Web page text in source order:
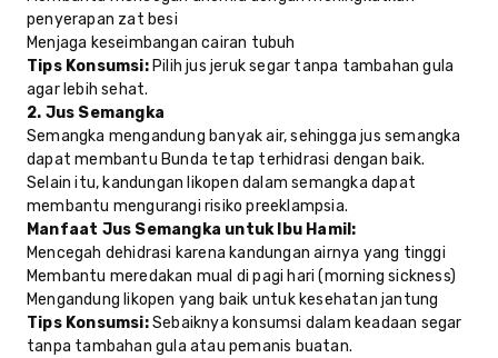
penyerapan zat besi
Menjaga keseimbangan cairan tubuh
Tips Konsumsi:Pilih jus jeruk segar tanpa tambahan gula
agar lebih sehat.
2. Jus Semangka
Semangka mengandung banyak air, sehingga jus semangka
dapat membantu Bunda tetap terhidrasi dengan baik.
Selain itu, kandungan likopen dalam semangka dapat
membantu mengurangi risiko preeklampsia.
Manfaat Jus Semangka untuk Ibu Hamil:
Mencegah dehidrasi karena kandungan airnya yang tinggi
Membantu meredakan mual di pagi hari (morning sickness)
Mengandung likopen yang baik untuk kesehatan jantung
Tips Konsumsi:Sebaiknya konsumsi dalam keadaan segar
tanpa tambahan gula atau pemanis buatan.